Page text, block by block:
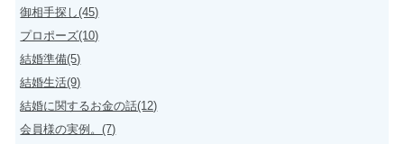
御相手探し(45)
プロポーズ(10)
結婚準備(5)
結婚生活(9)
結婚に関するお金の話(12)
会員様の実例。(7)